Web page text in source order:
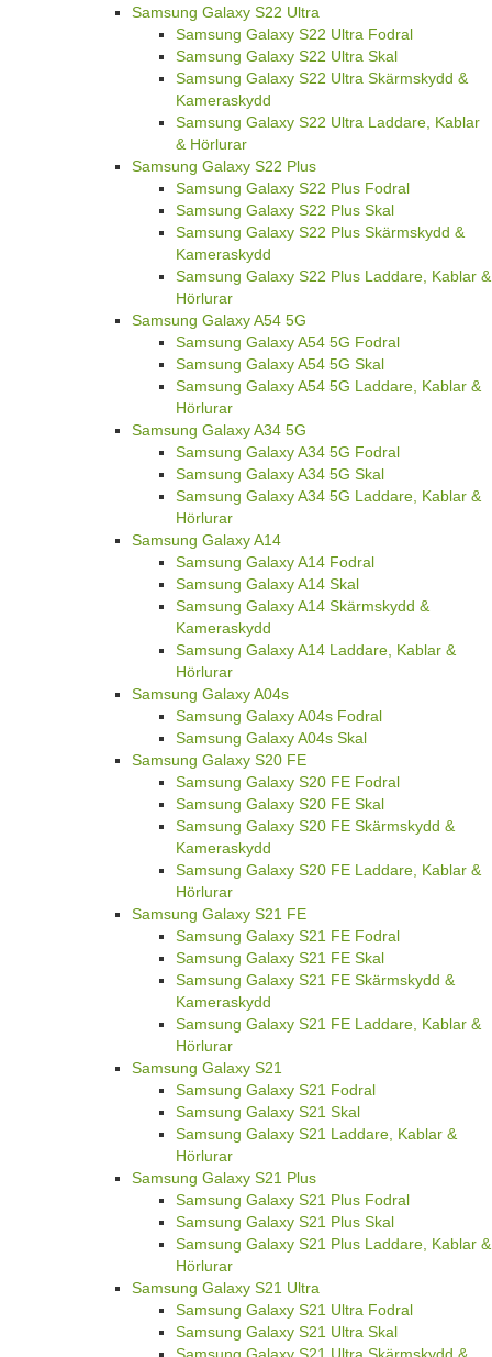
Samsung Galaxy S22 Ultra
Samsung Galaxy S22 Ultra Fodral
Samsung Galaxy S22 Ultra Skal
Samsung Galaxy S22 Ultra Skärmskydd &
Kameraskydd
Samsung Galaxy S22 Ultra Laddare, Kablar
& Hörlurar
Samsung Galaxy S22 Plus
Samsung Galaxy S22 Plus Fodral
Samsung Galaxy S22 Plus Skal
Samsung Galaxy S22 Plus Skärmskydd &
Kameraskydd
Samsung Galaxy S22 Plus Laddare, Kablar &
Hörlurar
Samsung Galaxy A54 5G
Samsung Galaxy A54 5G Fodral
Samsung Galaxy A54 5G Skal
Samsung Galaxy A54 5G Laddare, Kablar &
Hörlurar
Samsung Galaxy A34 5G
Samsung Galaxy A34 5G Fodral
Samsung Galaxy A34 5G Skal
Samsung Galaxy A34 5G Laddare, Kablar &
Hörlurar
Samsung Galaxy A14
Samsung Galaxy A14 Fodral
Samsung Galaxy A14 Skal
Samsung Galaxy A14 Skärmskydd &
Kameraskydd
Samsung Galaxy A14 Laddare, Kablar &
Hörlurar
Samsung Galaxy A04s
Samsung Galaxy A04s Fodral
Samsung Galaxy A04s Skal
Samsung Galaxy S20 FE
Samsung Galaxy S20 FE Fodral
Samsung Galaxy S20 FE Skal
Samsung Galaxy S20 FE Skärmskydd &
Kameraskydd
Samsung Galaxy S20 FE Laddare, Kablar &
Hörlurar
Samsung Galaxy S21 FE
Samsung Galaxy S21 FE Fodral
Samsung Galaxy S21 FE Skal
Samsung Galaxy S21 FE Skärmskydd &
Kameraskydd
Samsung Galaxy S21 FE Laddare, Kablar &
Hörlurar
Samsung Galaxy S21
Samsung Galaxy S21 Fodral
Samsung Galaxy S21 Skal
Samsung Galaxy S21 Laddare, Kablar &
Hörlurar
Samsung Galaxy S21 Plus
Samsung Galaxy S21 Plus Fodral
Samsung Galaxy S21 Plus Skal
Samsung Galaxy S21 Plus Laddare, Kablar &
Hörlurar
Samsung Galaxy S21 Ultra
Samsung Galaxy S21 Ultra Fodral
Samsung Galaxy S21 Ultra Skal
Samsung Galaxy S21 Ultra Skärmskydd &